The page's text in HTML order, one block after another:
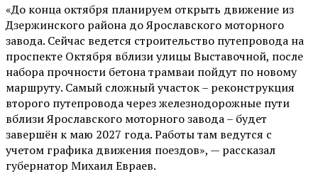
«До конца октября планируем открыть движение из
Дзержинского района до Ярославского моторного
завода. Сейчас ведется строительство путепровода на
проспекте Октября вблизи улицы Выставочной, после
набора прочности бетона трамваи пойдут по новому
маршруту. Самый сложный участок – реконструкция
второго путепровода через железнодорожные пути
вблизи Ярославского моторного завода – будет
завершён к маю 2027 года. Работы там ведутся с
учетом графика движения поездов», — рассказал
губернатор Михаил Евраев.